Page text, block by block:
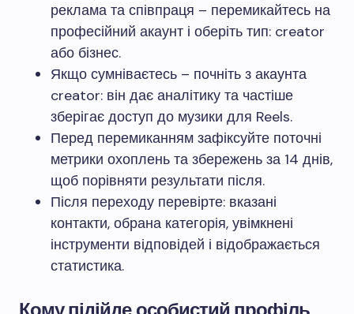
реклама та співпраця – перемикайтесь на
професійний акаунт і оберіть тип: creator
або бізнес.
Якщо сумніваєтесь – почніть з акаунта
creator: він дає аналітику та частіше
зберігає доступ до музики для Reels.
Перед перемиканням зафіксуйте поточні
метрики охоплень та збережень за 14 днів,
щоб порівняти результати після.
Після переходу перевірте: вказані
контакти, обрана категорія, увімкнені
інструменти відповідей і відображається
статистика.